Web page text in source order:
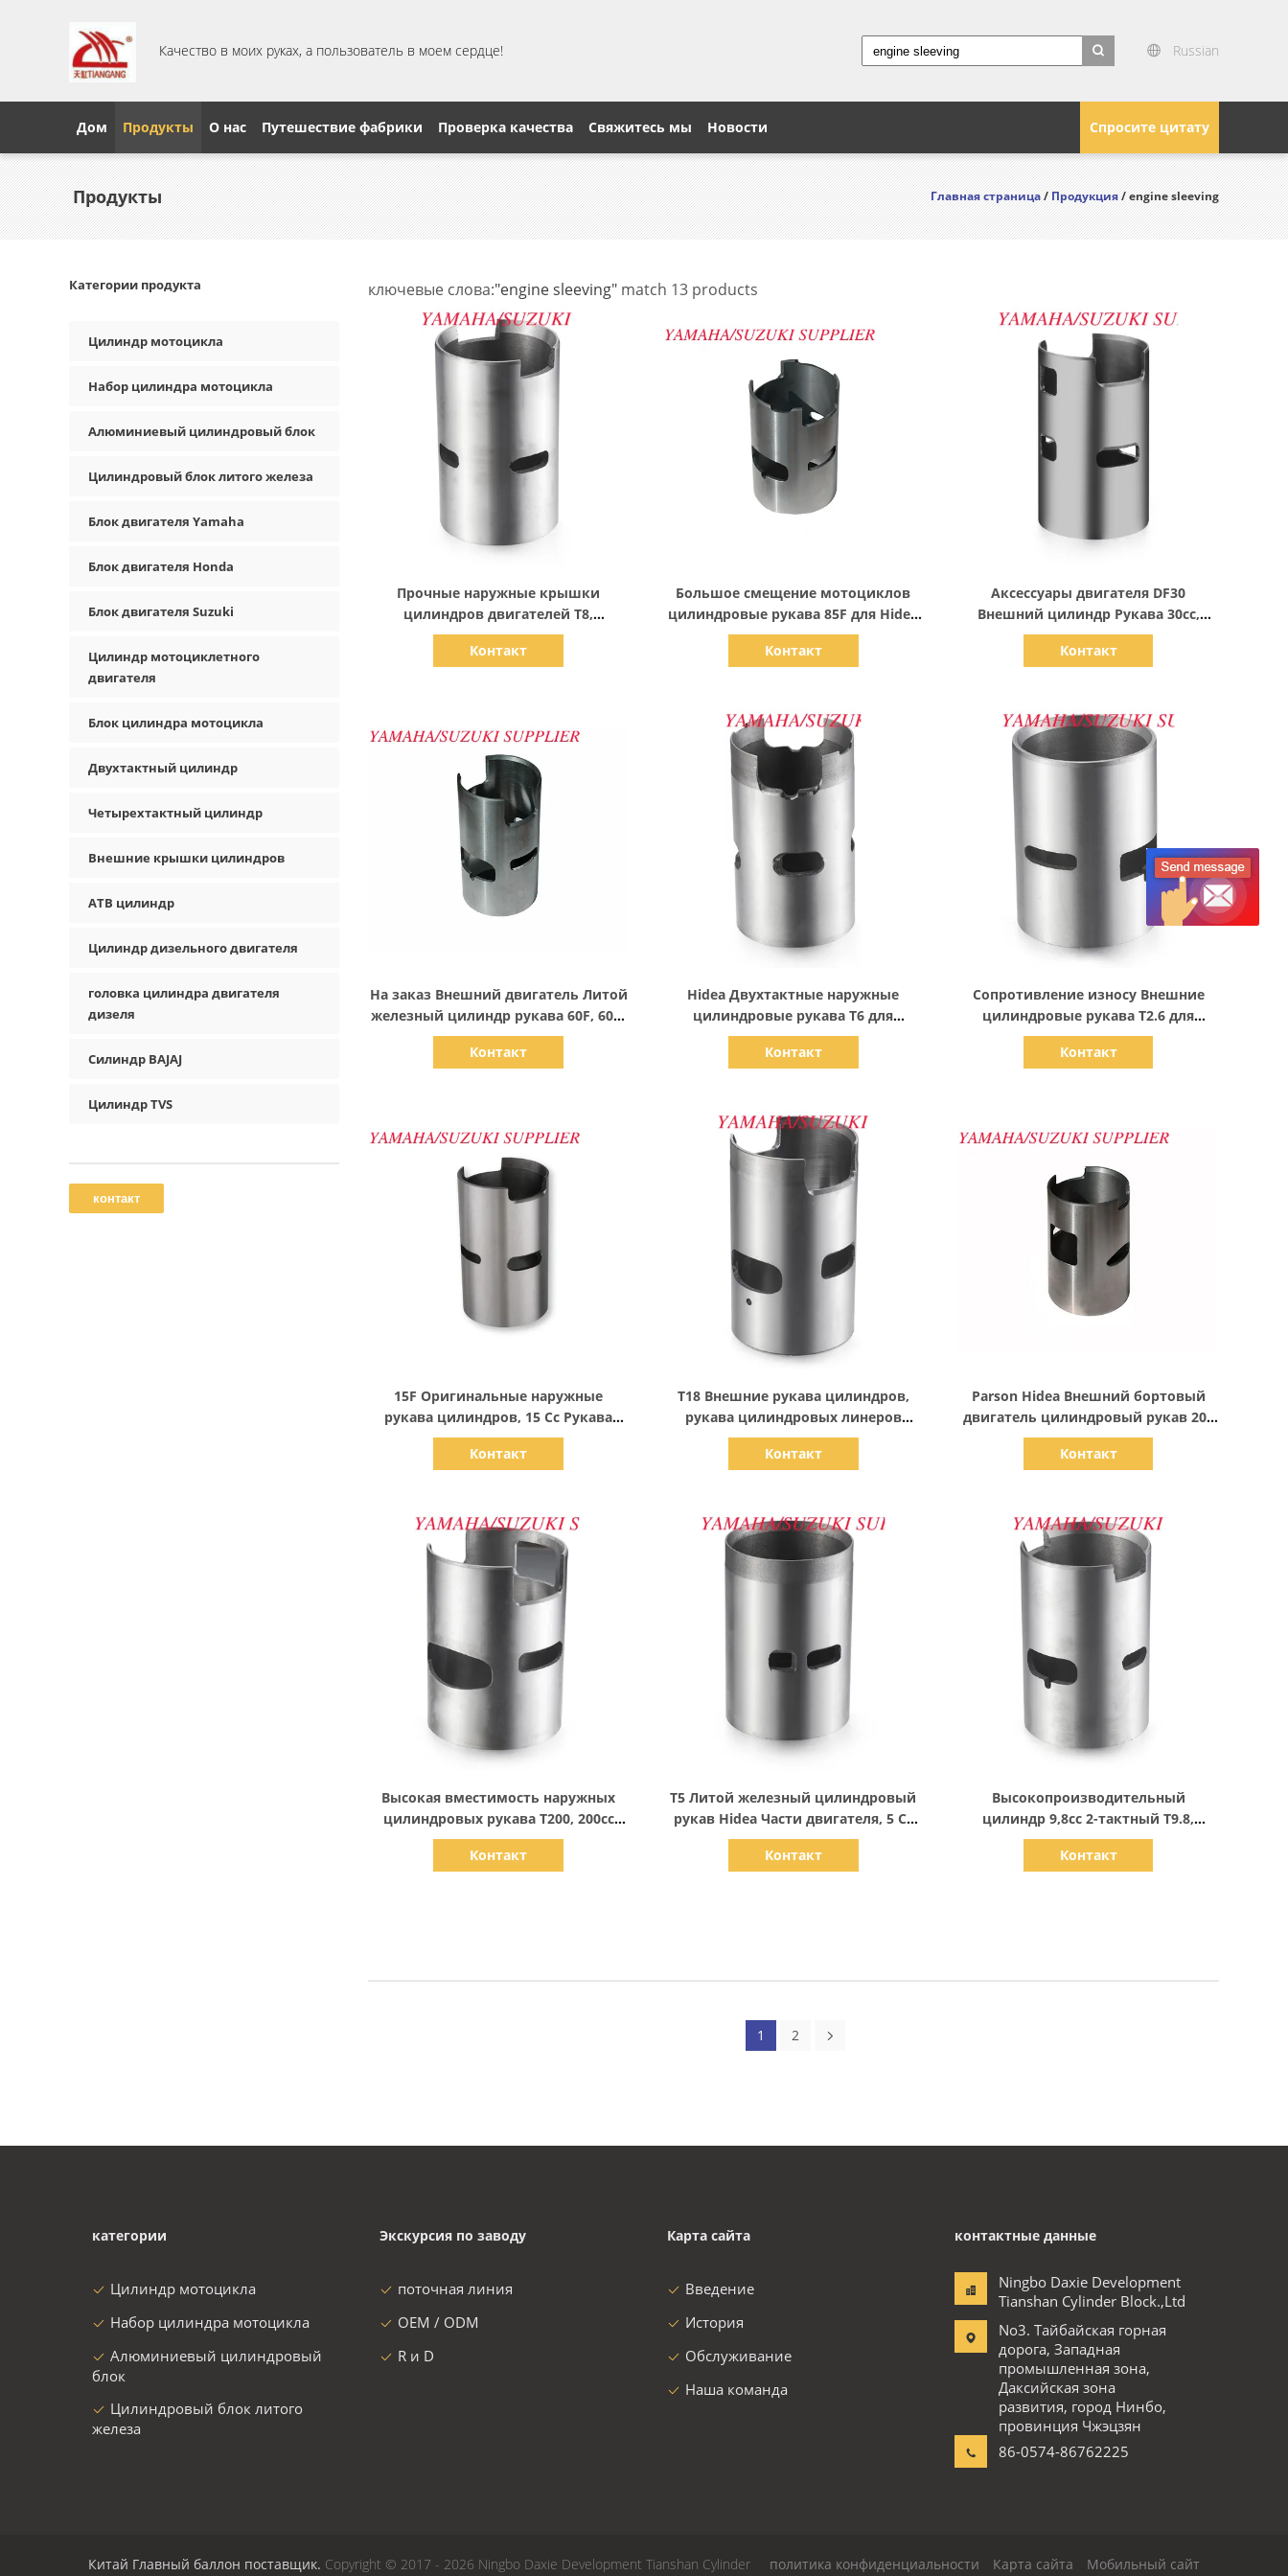
Качество в моих руках, а пользователь в моем сердце!
Russian
Спросите цитату
Дом Продукты О нас Путешествие фабрики Проверка качества Свяжитесь мы Новости
Продукты Главная страница/Продукция/ engine sleeving
Категории продукта
Цилиндр мотоцикла
Набор цилиндра мотоцикла
Алюминиевый цилиндровый блок
Цилиндровый блок литого железа
Блок двигателя Yamaha
Блок двигателя Honda
Блок двигателя Suzuki
Цилиндр мотоциклетного
двигателя
Блок цилиндра мотоцикла
Двухтактный цилиндр
Четырехтактный цилиндр
Внешние крышки цилиндров
АТВ цилиндр
Цилиндр дизельного двигателя
головка цилиндра двигателя
дизеля
Силиндр BAJAJ
Цилиндр TVS
ключевые слова:"engine sleeving" match 13 products
Прочные наружные крышки
цилиндров двигателей T8,
чугунные крышки для укрытия
Контакт
Большое смещение мотоциклов
цилиндровые рукава 85F для Hidea
бортового двигателя
Контакт
Аксессуары двигателя DF30
Внешний цилиндр Рукава 30cc,
75мм Внешний диаметр
Контакт
На заказ Внешний двигатель Литой
железный цилиндр рукава 60F, 60cc
Дислокация
Контакт
Hidea Двухтактные наружные
цилиндровые рукава T6 для
компонентов двигателя
Контакт
Сопротивление износу Внешние
цилиндровые рукава T2.6 для
двигателя Hidea
Контакт
15F Оригинальные наружные
рукава цилиндров, 15 Cc Рукава
цилиндров мотоциклов
Контакт
T18 Внешние рукава цилиндров,
рукава цилиндровых линеров
Диаметр отверстия 60 мм
Контакт
Parson Hidea Внешний бортовый
двигатель цилиндровый рукав 20F
с 55 мм цилиндровой отверстием
Контакт
Высокая вместимость наружных
цилиндровых рукава T200, 200cc
Рукава блока двигателя
Контакт
T5 Литой железный цилиндровый
рукав Hidea Части двигателя, 5 Cc
Дислокация
Контакт
Высокопроизводительный
цилиндр 9,8cc 2-тактный T9.8,
компоненты бортового двигателя
Контакт
1 2
категории
Цилиндр мотоцикла
Набор цилиндра мотоцикла
Алюминиевый цилиндровый
блок
Цилиндровый блок литого
железа
Экскурсия по заводу
поточная линия
OEM / ODM
R и D
Карта сайта
Введение
История
Обслуживание
Наша команда
контактные данные
Ningbo Daxie Development
Tianshan Cylinder Block.,Ltd
No3. Тайбайская горная
дорога, Западная
промышленная зона,
Даксийская зона
развития, город Нинбо,
провинция Чжэцзян
86-0574-86762225
политика конфиденциальности Карта сайта Мобильный сайт
Китай Главный баллон поставщик. Copyright © 2017 - 2026 Ningbo Daxie Development Tianshan Cylinder